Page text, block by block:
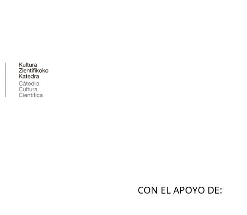
CON EL APOYO DE: